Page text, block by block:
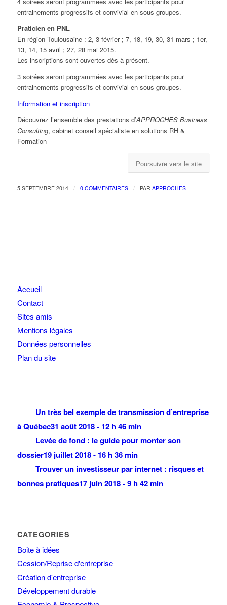
entrainements progressifs et convivial en sous-groupes.
Praticien en PNL
En région Toulousaine : 2, 3 février ; 7, 18, 19, 30, 31 mars ; 1er,
13, 14, 15 avril ; 27, 28 mai 2015.
Les inscriptions sont ouvertes dès à présent.
3 soirées seront programmées avec les participants pour
entrainements progressifs et convivial en sous-groupes.
Information et inscription
Découvrez l’ensemble des prestations d’APPROCHES Business
Consulting, cabinet conseil spécialiste en solutions RH &
Formation
Poursuivre vers le site
5 SEPTEMBRE 2014 / 0 COMMENTAIRES / PAR APPROCHES
Accueil
Contact
Sites amis
Mentions légales
Données personnelles
Plan du site
Un très bel exemple de transmission d’entreprise
à Québec31 août 2018 - 12 h 46 min
Levée de fond : le guide pour monter son
dossier19 juillet 2018 - 16 h 36 min
Trouver un investisseur par internet : risques et
bonnes pratiques17 juin 2018 - 9 h 42 min
CATÉGORIES
Boite à idées
Cession/Reprise d'entreprise
Création d'entreprise
Développement durable